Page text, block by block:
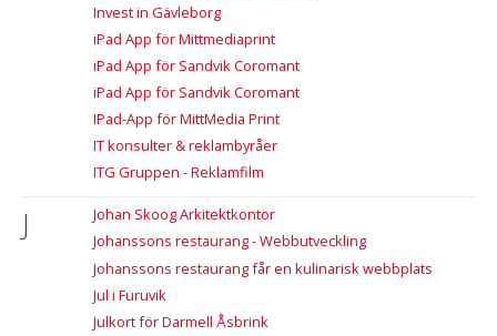
Invest in Gävleborg
iPad App för Mittmediaprint
iPad App för Sandvik Coromant
iPad App för Sandvik Coromant
IPad-App för MittMedia Print
IT konsulter & reklambyråer
ITG Gruppen - Reklamfilm
J
Johan Skoog Arkitektkontor
Johanssons restaurang - Webbutveckling
Johanssons restaurang får en kulinarisk webbplats
Jul i Furuvik
Julkort för Darmell Åsbrink